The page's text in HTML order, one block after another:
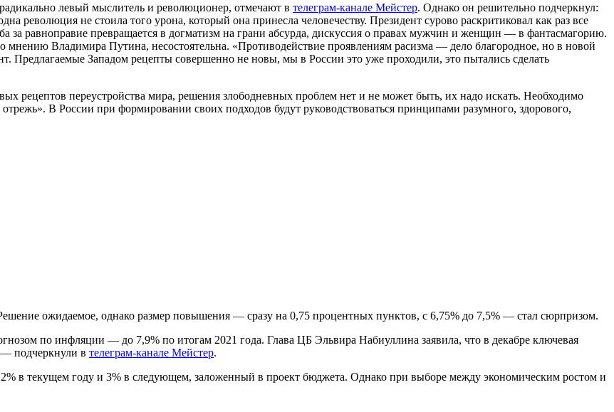
левый мыслитель и революционер, отмечают в телеграм-канале Мейстер. Однако он решительно подчеркнул:
революция не стоила того урона, который она принесла человечеству. Президент сурово раскритиковал как раз все
за равноправие превращается в догматизм на грани абсурда, дискуссия о правах мужчин и женщин — в фантасмагорию.
Владимира Путина, несостоятельна. «Противодействие проявлениям расизма — дело благородное, но в новой
Предлагаемые Западом рецепты совершенно не новы, мы в России это уже проходили, это пытались сделать
рецептов переустройства мира, решения злободневных проблем нет и не может быть, их надо искать. Необходимо
В России при формировании своих подходов будут руководствоваться принципами разумного, здорового,
ожидаемое, однако размер повышения — сразу на 0,75 процентных пунктов, с 6,75% до 7,5% — стал сюрпризом.
по инфляции — до 7,9% по итогам 2021 года. Глава ЦБ Эльвира Набиуллина заявила, что в декабре ключевая
— подчеркнули в телеграм-канале Мейстер.
в текущем году и 3% в следующем, заложенный в проект бюджета. Однако при выборе между экономическим ростом и